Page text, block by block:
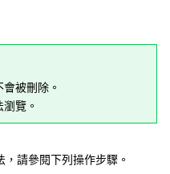
被刪除。
覽。
請參閱下列操作步驟。